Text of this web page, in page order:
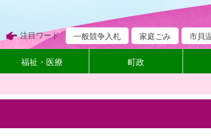
注目ワード 一般競争入札 家庭ごみ 市貝
福祉・医療 町政